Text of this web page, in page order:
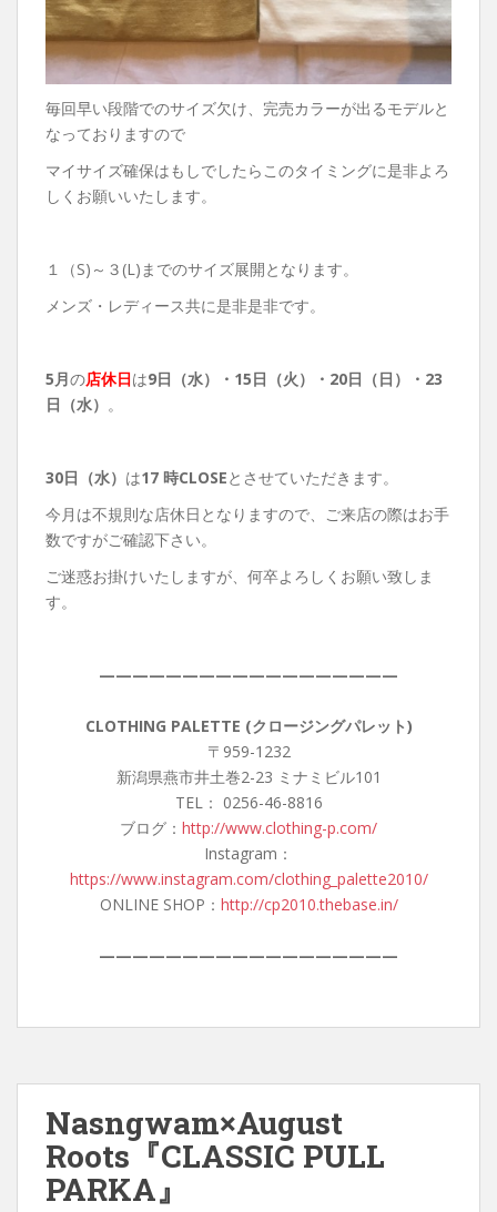
毎回早い段階でのサイズ欠け、完売カラーが出るモデルと
なっておりますので
マイサイズ確保はもしでしたらこのタイミングに是非よろ
しくお願いいたします。
１（S)～３(L)までのサイズ展開となります。
メンズ・レディース共に是非是非です。
5月の店休日は9日（水）・ 15日（火）・20日（日）・23
日（水） 。
30日（水） は17 時CLOSEとさせていただきます。
今月は不規則な店休日となりますので、ご来店の際はお手
数ですがご確認下さい。
ご迷惑お掛けいたしますが、何卒よろしくお願い致しま
す。
——————————————————
CLOTHING PALETTE (クロージングパレット)
〒959-1232
新潟県燕市井土巻2-23 ミナミビル101
TEL： 0256-46-8816
ブログ： http://www.clothing-p.com/
Instagram：
https://www.instagram.com/clothing_palette2010/
ONLINE SHOP： http://cp2010.thebase.in/
——————————————————
Nasngwam×August
Roots『CLASSIC PULL
PARKA』